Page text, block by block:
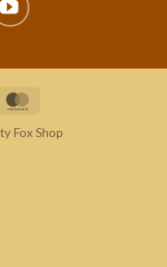
Fox Shop